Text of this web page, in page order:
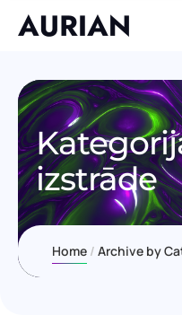
izstrāde
Home Archive by